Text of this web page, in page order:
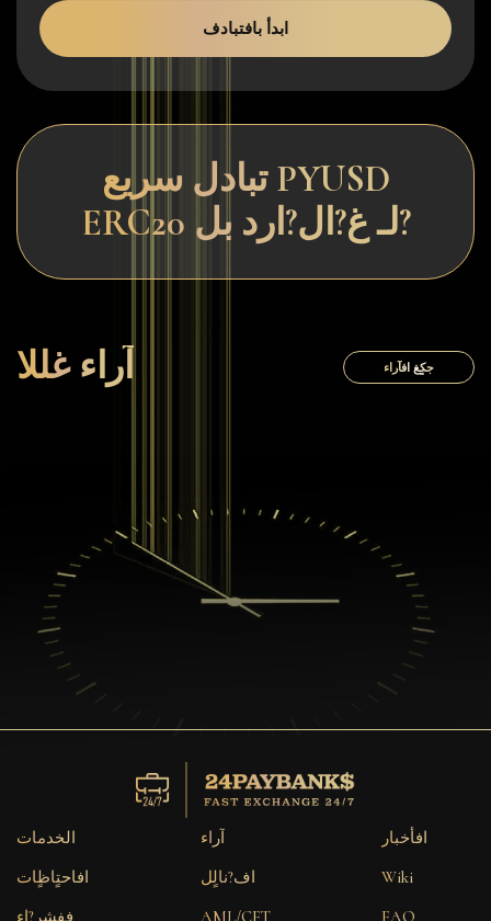
ابدأ بافتبادف
تبادل سريع PYUSD
ERC20 لـ غ?ال?ارد بل?
آراء غللا جكٍغ افآراء
الخدمات
افاحتٍاظٍات
ففشر?اء
آراء
اف?نالٍل
AML/CFT
افأخبار
Wiki
FAQ